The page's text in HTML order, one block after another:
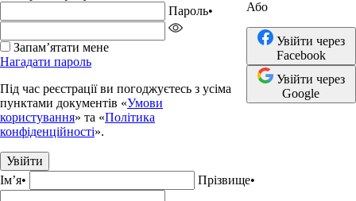
Пароль•
Запамʼятати мене
Нагадати пароль
Під час реєстрації ви погоджуєтесь з усіма
пунктами документів «Умови
користування» та «Політика
конфіденційності».
Увійти
Або
Увійти через
Facebook
Увійти через
Google
Імʼя• Прізвище•